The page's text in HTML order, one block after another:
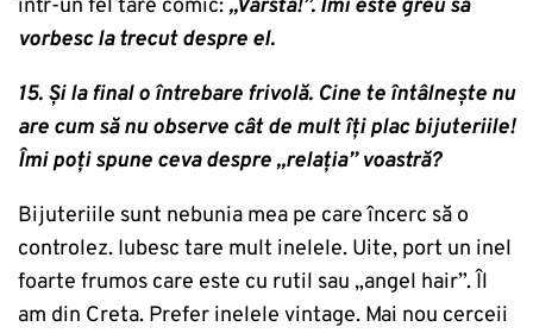
într-un fel tare comic:„Vârsta!”. Îmi este greu să
vorbesc la trecut despre el.
15. Și la final o întrebare frivolă. Cine te întâlnește nu
are cum să nu observe cât de mult îți plac bijuteriile!
Îmi poți spune ceva despre „relația” voastră?
Bijuteriile sunt nebunia mea pe care încerc să o
controlez. Iubesc tare mult inelele. Uite, port un inel
foarte frumos care este cu rutil sau „angel hair”. Îl
am din Creta. Prefer inelele vintage. Mai nou cerceii